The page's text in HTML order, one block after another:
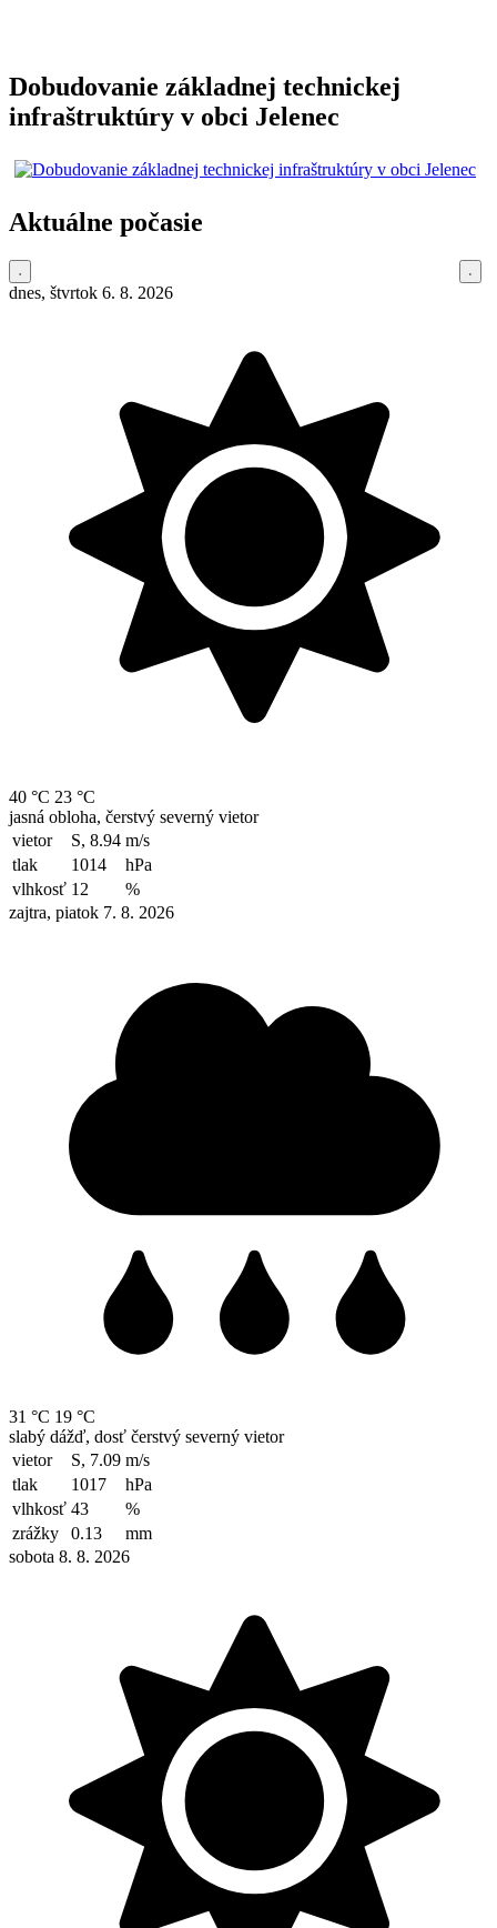
Dobudovanie základnej technickej
infraštruktúry v obci Jelenec
Aktuálne počasie
dnes, štvrtok 6. 8. 2026
40 °C 23 °C
jasná obloha, čerstvý severný vietor
vietor
S, 8.94 m/s
tlak
1014
hPa
vlhkosť 12
%
zajtra, piatok 7. 8. 2026
31 °C 19 °C
slabý dážď, dosť čerstvý severný vietor
vietor
S, 7.09 m/s
tlak
1017
hPa
vlhkosť 43
%
zrážky
0.13
mm
sobota 8. 8. 2026